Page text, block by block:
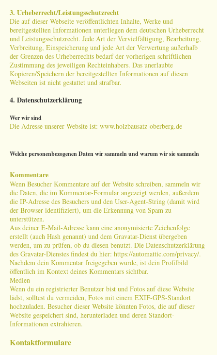
3. Urheberrecht/Leistungsschutzrecht
Die auf dieser Webseite veröffentlichten Inhalte, Werke und
bereitgestellten Informationen unterliegen dem deutschen Urheberrecht
und Leistungsschutzrecht. Jede Art der Vervielfältigung, Bearbeitung,
Verbreitung, Einspeicherung und jede Art der Verwertung außerhalb
der Grenzen des Urheberrechts bedarf der vorherigen schriftlichen
Zustimmung des jeweiligen Rechteinhabers. Das unerlaubte
Kopieren/Speichern der bereitgestellten Informationen auf diesen
Webseiten ist nicht gestattet und strafbar.
4. Datenschutzerklärung
Wer wir sind
Die Adresse unserer Website ist: www.holzbausatz-oberberg.de
Welche personenbezogenen Daten wir sammeln und warum wir sie sammeln
Kommentare
Wenn Besucher Kommentare auf der Website schreiben, sammeln wir
die Daten, die im Kommentar-Formular angezeigt werden, außerdem
die IP-Adresse des Besuchers und den User-Agent-String (damit wird
der Browser identifiziert), um die Erkennung von Spam zu
unterstützen.
Aus deiner E-Mail-Adresse kann eine anonymisierte Zeichenfolge
erstellt (auch Hash genannt) und dem Gravatar-Dienst übergeben
werden, um zu prüfen, ob du diesen benutzt. Die Datenschutzerklärung
des Gravatar-Dienstes findest du hier: https://automattic.com/privacy/.
Nachdem dein Kommentar freigegeben wurde, ist dein Profilbild
öffentlich im Kontext deines Kommentars sichtbar.
Medien
Wenn du ein registrierter Benutzer bist und Fotos auf diese Website
lädst, solltest du vermeiden, Fotos mit einem EXIF-GPS-Standort
hochzuladen. Besucher dieser Website könnten Fotos, die auf dieser
Website gespeichert sind, herunterladen und deren Standort-
Informationen extrahieren.
Kontaktformulare